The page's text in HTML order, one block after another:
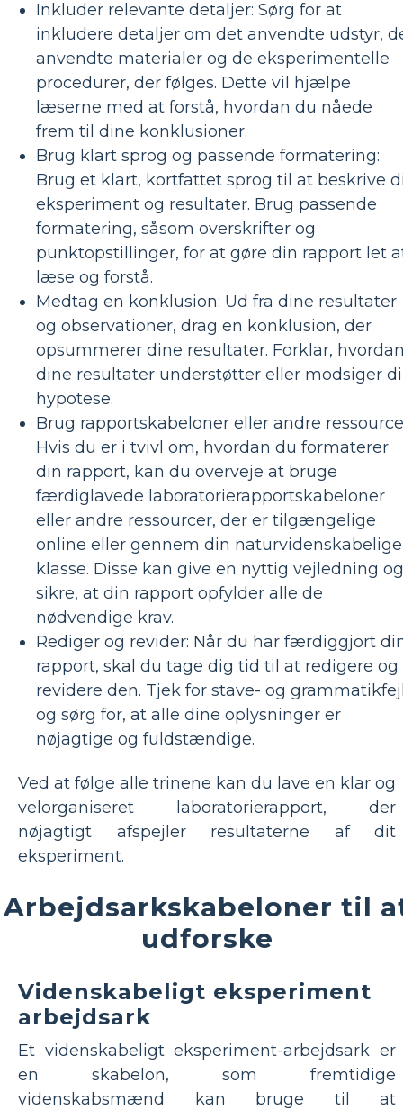
Inkluder relevante detaljer: Sørg for at
inkludere detaljer om det anvendte udstyr,
anvendte materialer og de eksperimentelle
procedurer, der følges. Dette vil hjælpe
læserne med at forstå, hvordan du nåede
frem til dine konklusioner.
Brug klart sprog og passende formatering:
Brug et klart, kortfattet sprog til at beskrive
eksperiment og resultater. Brug passende
formatering, såsom overskrifter og
punktopstillinger, for at gøre din rapport let
læse og forstå.
Medtag en konklusion: Ud fra dine resultater
og observationer, drag en konklusion, der
opsummerer dine resultater. Forklar,
dine resultater understøtter eller modsiger
hypotese.
Brug rapportskabeloner eller andre
Hvis du er i tvivl om, hvordan du formaterer
din rapport, kan du overveje at bruge
færdiglavede laboratorierapportskabeloner
eller andre ressourcer, der er tilgængelige
online eller gennem din naturvidenskabelige
klasse. Disse kan give en nyttig vejledning og
sikre, at din rapport opfylder alle de
nødvendige krav.
Rediger og revider: Når du har færdiggjort
rapport, skal du tage dig tid til at redigere og
revidere den. Tjek for stave- og
og sørg for, at alle dine oplysninger er
nøjagtige og fuldstændige.
Ved at følge alle trinene kan du lave en klar og
velorganiseret laboratorierapport, der
nøjagtigt afspejler resultaterne af dit
eksperiment.
Arbejdsarkskabeloner til
udforske
Videnskabeligt eksperiment
arbejdsark
Et videnskabeligt eksperiment-arbejdsark er
en skabelon, som fremtidige
videnskabsmænd kan bruge til at